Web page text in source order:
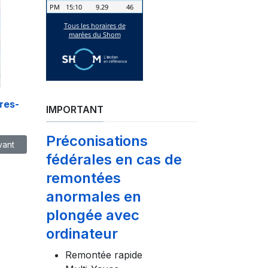
suivant : Souscrivez une Assurance Individuelle LOISIR, LOISIR
IMPORTANT
Préconisations
fédérales en cas de
remontées
anormales en
plongée avec
ordinateur
Remontée rapide